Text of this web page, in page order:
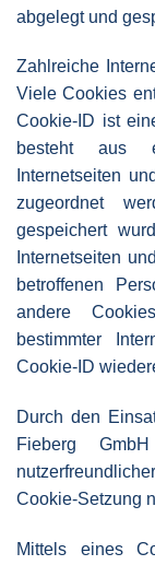
abgelegt und
Zahlreiche
Viele Cookies
Cookie-ID ist
besteht aus
Internetseiten
zugeordnet
gespeichert
Internetseiten
betroffenen
andere
bestimmter
Cookie-ID
Durch den
Fieberg
Cookie-Setzung
Mittels eines